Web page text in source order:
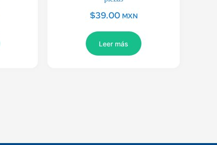
$39.00 MXN
Leer más